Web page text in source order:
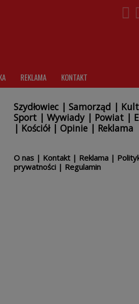
REKLAMA KONTAKT
Szydłowiec| Samorząd |
Sport| Wywiady| Powiat|
| Kościół| Opinie| Reklama
O nas| Kontakt| Reklama|
prywatności| Regulamin